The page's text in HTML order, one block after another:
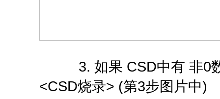
3. 如果 CSD中有 非0数
<CSD烧录> (第3步图片中)